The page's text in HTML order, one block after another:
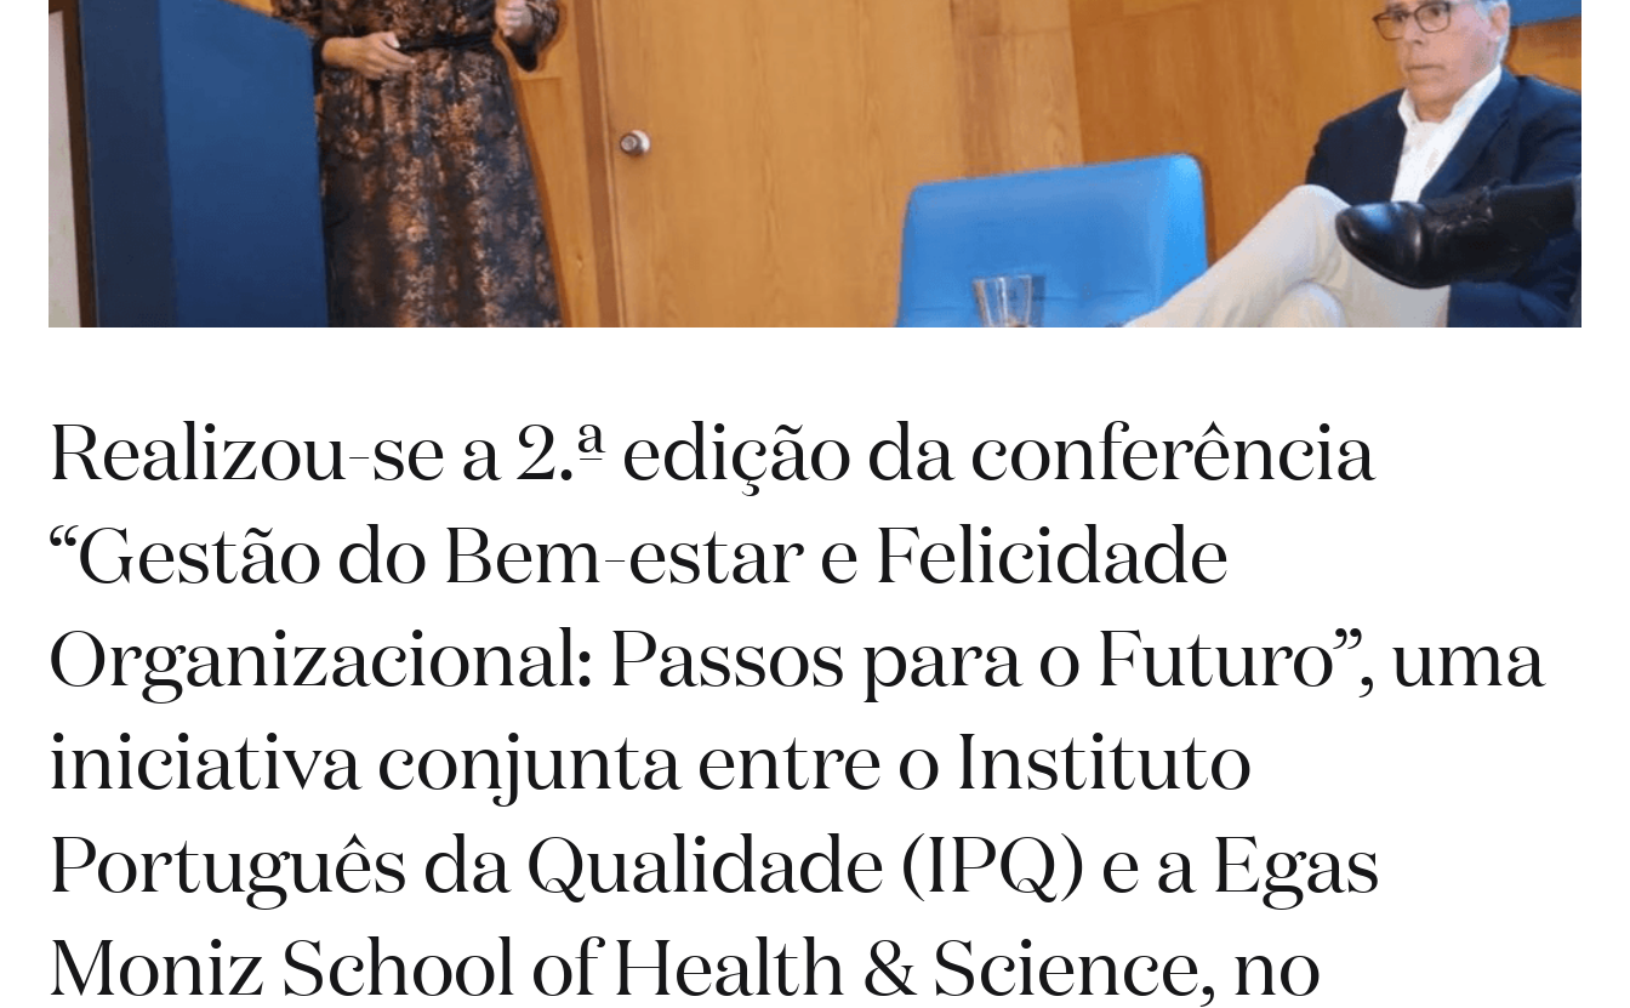
Realizou-se a 2.ª edição da conferência
“Gestão do Bem-estar e Felicidade
Organizacional: Passos para o Futuro”, uma
iniciativa conjunta entre o Instituto
Português da Qualidade (IPQ) e a Egas
Moniz School of Health & Science, no